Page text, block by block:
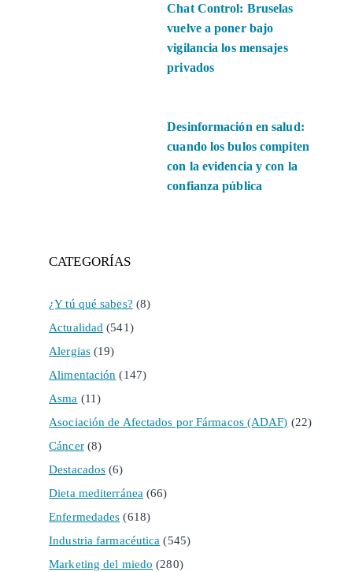
Chat Control: Bruselas
vuelve a poner bajo
vigilancia los mensajes
privados
Desinformación en salud:
cuando los bulos compiten
con la evidencia y con la
confianza pública
CATEGORÍAS
¿Y tú qué sabes? (8)
Actualidad (541)
Alergias(19)
Alimentación (147)
Asma (11)
Asociación de Afectados por Fármacos (ADAF) (22)
Cáncer(8)
Destacados (6)
Dieta mediterránea (66)
Enfermedades (618)
Industria farmacéutica (545)
Marketing del miedo (280)